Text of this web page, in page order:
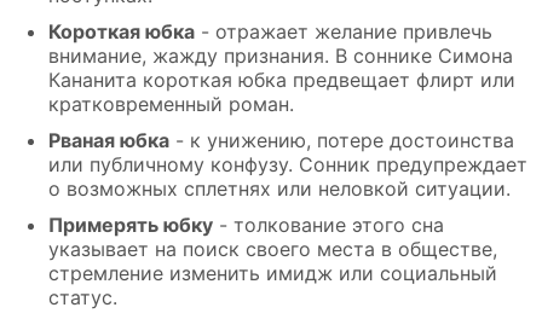
Короткая юбка - отражает желание привлечь
внимание, жажду признания. В соннике Симона
Кананита короткая юбка предвещает флирт или
кратковременный роман.
Рваная юбка - к унижению, потере достоинства
или публичному конфузу. Сонник предупреждает
о возможных сплетнях или неловкой ситуации.
Примерять юбку - толкование этого сна
указывает на поиск своего места в обществе,
стремление изменить имидж или социальный
статус.